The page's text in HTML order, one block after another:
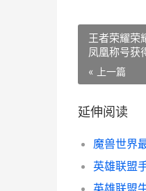
王者荣耀荣
凤凰称号获
« 上一篇
延伸阅读
魔兽世界